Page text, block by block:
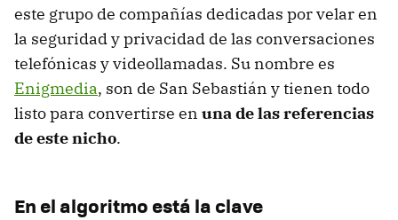
este grupo de compañías dedicadas por velar en
la seguridad y privacidad de las conversaciones
telefónicas y videollamadas. Su nombre es
Enigmedia, son de San Sebastián y tienen todo
listo para convertirse en una de las referencias
de este nicho.
En el algoritmo está la clave